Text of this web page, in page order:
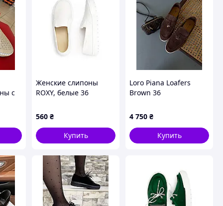
с
Женские слипоны
ROXY, белые 36
560 ₴
Купить
Loro Piana Loafers
Brown 36
4 750 ₴
Купить